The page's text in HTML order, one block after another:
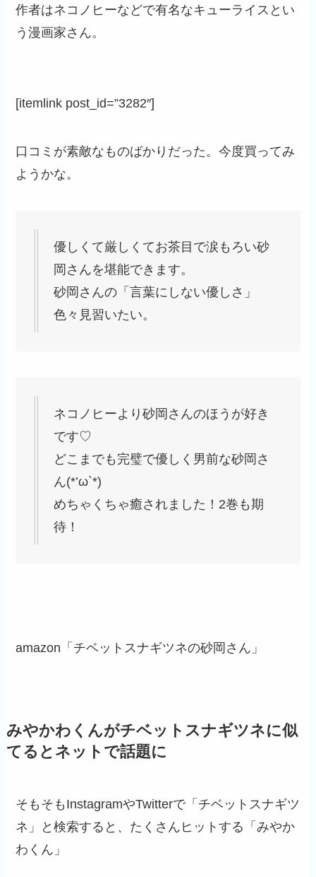
作者はネコノヒーなどで有名なキューライスとい
う漫画家さん。
[itemlink post_id=”3282″]
口コミが素敵なものばかりだった。今度買ってみ
ようかな。
優しくて厳しくてお茶目で涙もろい砂
岡さんを堪能できます。
砂岡さんの「言葉にしない優しさ」
色々見習いたい。
ネコノヒーより砂岡さんのほうが好き
です♡
どこまでも完璧で優しく男前な砂岡さ
ん(*’ω`*)
めちゃくちゃ癒されました！2巻も期
待！
amazon「チベットスナギツネの砂岡さん」
みやかわくんがチベットスナギツネに似
てるとネットで話題に
そもそもInstagramやTwitterで「チベットスナギツ
ネ」と検索すると、たくさんヒットする「みやか
わくん」